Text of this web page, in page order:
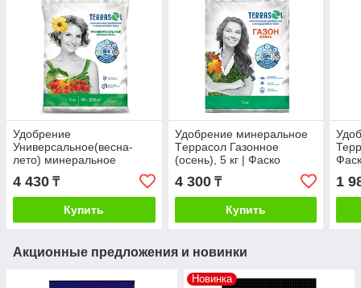
Удобрение
Универсальное(весна-
лето) минеральное
Террасол 5кг | Фаско
4 430 ₸
Купить
Удобрение минеральное
Tеррасол Газонное
(осень), 5 кг | Фаско
4 300₸
Купить
1
Акционные предложения и новинки
Новинка